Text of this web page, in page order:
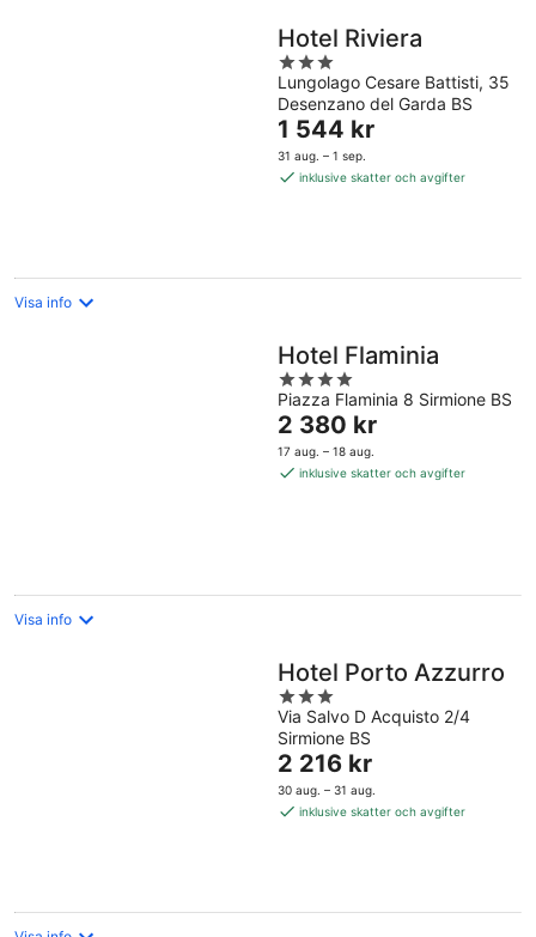
Hotel Riviera
3
out
of
5
Lungolago Cesare Battisti, 35
Desenzano del Garda BS
Priset
är
1 544 kr
1 544 kr
31 aug. – 1 sep.
inklusive skatter och avgifter
Visa info
Hotel Flaminia
4
out
of
5
Piazza Flaminia 8 Sirmione BS
Priset
är
2 380 kr
2 380 kr
17 aug. – 18 aug.
inklusive skatter och avgifter
Visa info
Hotel Porto Azzurro
3
out
of
5
Via Salvo D Acquisto 2/4
Sirmione BS
Priset
är
2 216 kr
2 216 kr
30 aug. – 31 aug.
inklusive skatter och avgifter